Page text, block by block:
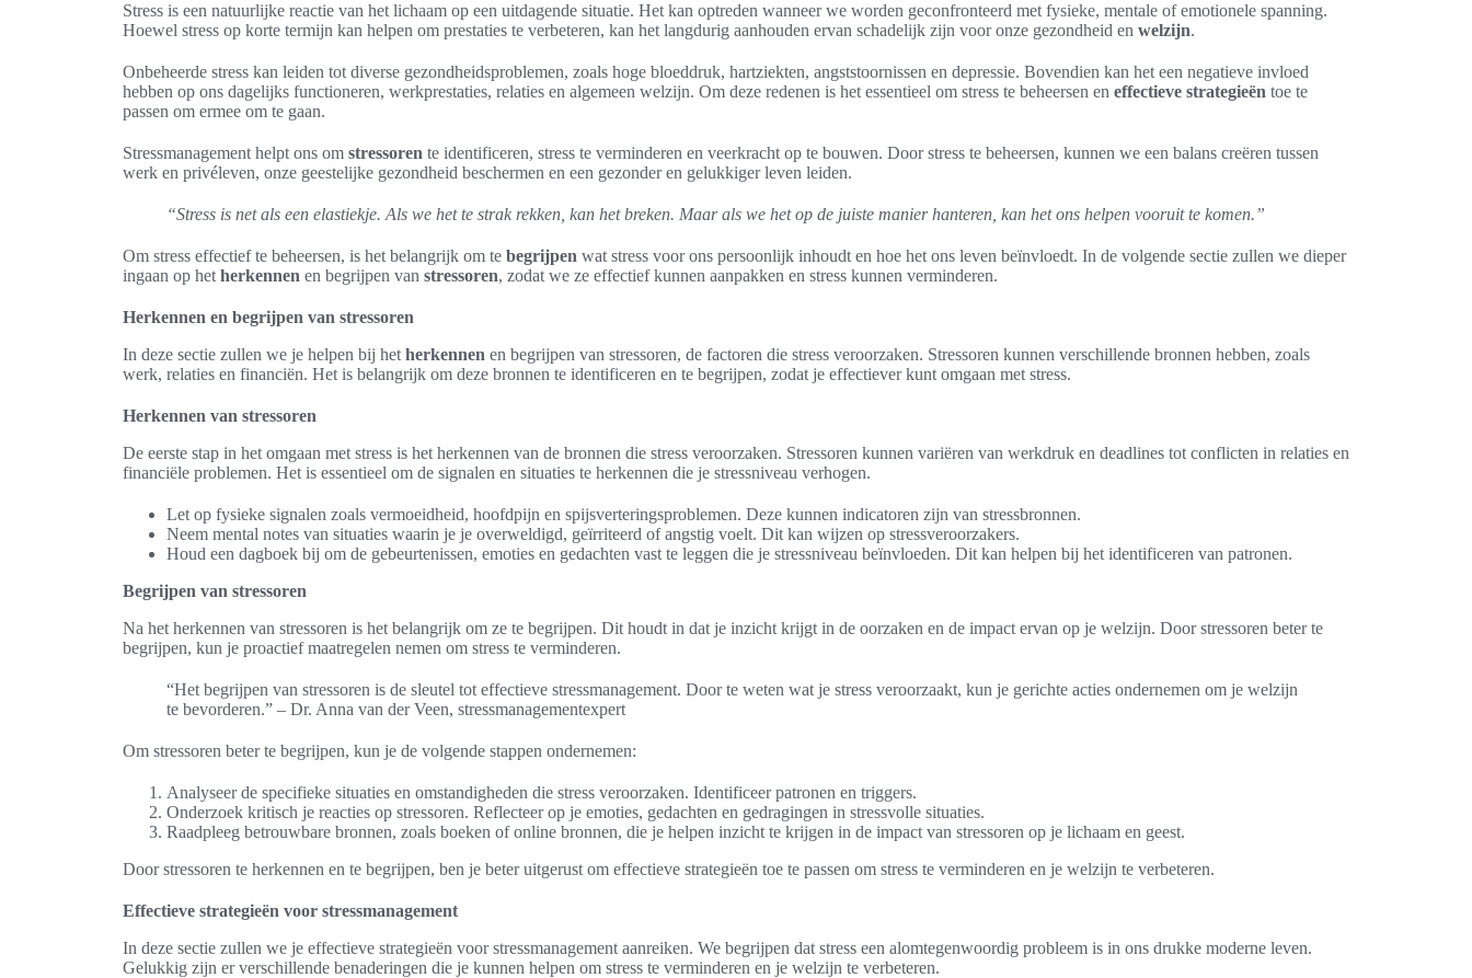
Stress is een natuurlijke reactie van het lichaam op een uitdagende situatie. Het kan optreden wanneer we worden geconfronteerd met fysieke, mentale of emotionele spanning.
Hoewel stress op korte termijn kan helpen om prestaties te verbeteren, kan het langdurig aanhouden ervan schadelijk zijn voor onze gezondheid en welzijn.
Onbeheerde stress kan leiden tot diverse gezondheidsproblemen, zoals hoge bloeddruk, hartziekten, angststoornissen en depressie. Bovendien kan het een negatieve invloed
hebben op ons dagelijks functioneren, werkprestaties, relaties en algemeen welzijn. Om deze redenen is het essentieel om stress te beheersen en effectieve strategieën toe te
passen om ermee om te gaan.
Stressmanagement helpt ons om stressoren te identificeren, stress te verminderen en veerkracht op te bouwen. Door stress te beheersen, kunnen we een balans creëren tussen
werk en privéleven, onze geestelijke gezondheid beschermen en een gezonder en gelukkiger leven leiden.
“Stress is net als een elastiekje. Als we het te strak rekken, kan het breken. Maar als we het op de juiste manier hanteren, kan het ons helpen vooruit te komen.”
Om stress effectief te beheersen, is het belangrijk om te begrijpen wat stress voor ons persoonlijk inhoudt en hoe het ons leven beïnvloedt. In de volgende sectie zullen we dieper
ingaan op het herkennen en begrijpen van stressoren, zodat we ze effectief kunnen aanpakken en stress kunnen verminderen.
Herkennen en begrijpen van stressoren
In deze sectie zullen we je helpen bij het herkennen en begrijpen van stressoren, de factoren die stress veroorzaken. Stressoren kunnen verschillende bronnen hebben, zoals
werk, relaties en financiën. Het is belangrijk om deze bronnen te identificeren en te begrijpen, zodat je effectiever kunt omgaan met stress.
Herkennen van stressoren
De eerste stap in het omgaan met stress is het herkennen van de bronnen die stress veroorzaken. Stressoren kunnen variëren van werkdruk en deadlines tot conflicten in relaties en
financiële problemen. Het is essentieel om de signalen en situaties te herkennen die je stressniveau verhogen.
Let op fysieke signalen zoals vermoeidheid, hoofdpijn en spijsverteringsproblemen. Deze kunnen indicatoren zijn van stressbronnen.
Neem mental notes van situaties waarin je je overweldigd, geïrriteerd of angstig voelt. Dit kan wijzen op stressveroorzakers.
Houd een dagboek bij om de gebeurtenissen, emoties en gedachten vast te leggen die je stressniveau beïnvloeden. Dit kan helpen bij het identificeren van patronen.
Begrijpen van stressoren
Na het herkennen van stressoren is het belangrijk om ze te begrijpen. Dit houdt in dat je inzicht krijgt in de oorzaken en de impact ervan op je welzijn. Door stressoren beter te
begrijpen, kun je proactief maatregelen nemen om stress te verminderen.
“Het begrijpen van stressoren is de sleutel tot effectieve stressmanagement. Door te weten wat je stress veroorzaakt, kun je gerichte acties ondernemen om je welzijn
te bevorderen.” – Dr. Anna van der Veen, stressmanagementexpert
Om stressoren beter te begrijpen, kun je de volgende stappen ondernemen:
Analyseer de specifieke situaties en omstandigheden die stress veroorzaken. Identificeer patronen en triggers.
Onderzoek kritisch je reacties op stressoren. Reflecteer op je emoties, gedachten en gedragingen in stressvolle situaties.
Raadpleeg betrouwbare bronnen, zoals boeken of online bronnen, die je helpen inzicht te krijgen in de impact van stressoren op je lichaam en geest.
Door stressoren te herkennen en te begrijpen, ben je beter uitgerust om effectieve strategieën toe te passen om stress te verminderen en je welzijn te verbeteren.
Effectieve strategieën voor stressmanagement
In deze sectie zullen we je effectieve strategieën voor stressmanagement aanreiken. We begrijpen dat stress een alomtegenwoordig probleem is in ons drukke moderne leven.
Gelukkig zijn er verschillende benaderingen die je kunnen helpen om stress te verminderen en je welzijn te verbeteren.